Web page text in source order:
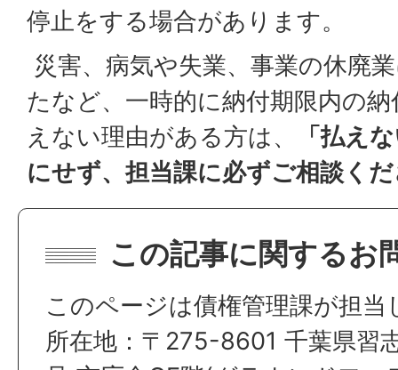
停止をする場合があります。
災害、病気や失業、事業の休廃
たなど、一時的に納付期限内の
えない理由がある方は、
「払え
にせず、担当課に必ずご相談く
この記事に関するお
このページは債権管理課が担当
所在地：〒275-8601 千葉県習